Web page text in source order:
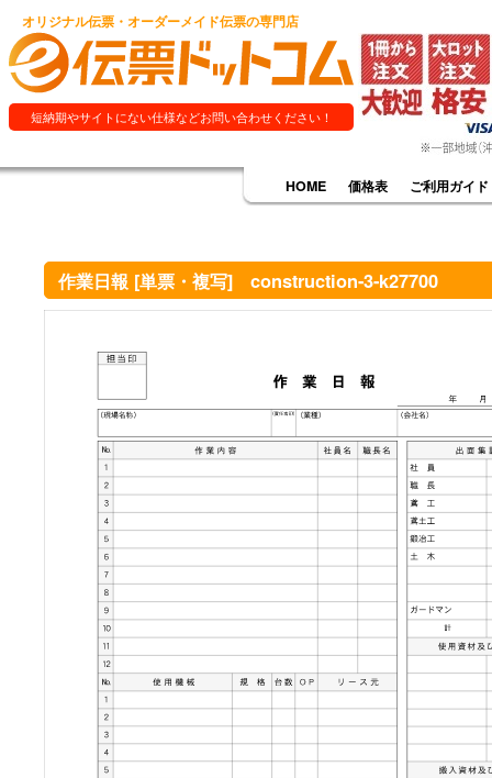
オリジナル伝票・オーダーメイド伝票の専門店
短納期やサイトにない仕様などお問い合わせください！
HOME 価格表 ご利用ガイド
作業日報 [単票・複写] construction-3-k27700